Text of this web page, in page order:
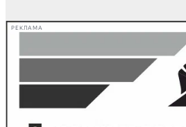
РЕКЛАМА